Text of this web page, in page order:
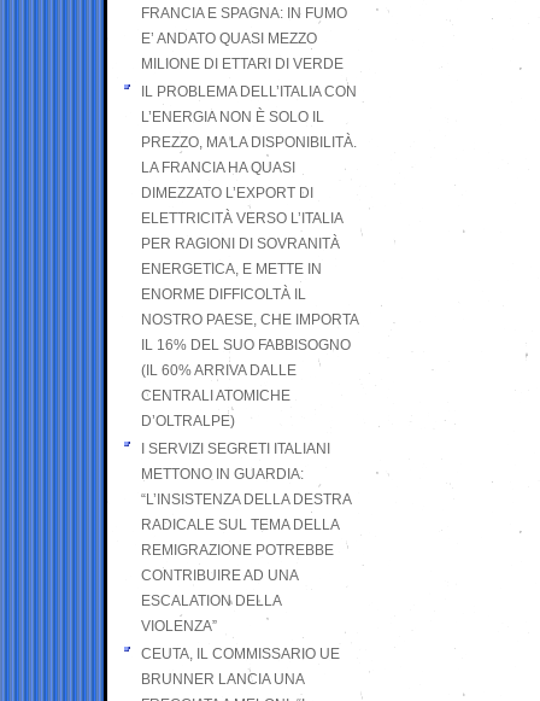
FRANCIA E SPAGNA: IN FUMO
E’ ANDATO QUASI MEZZO
MILIONE DI ETTARI DI VERDE
IL PROBLEMA DELL’ITALIA CON
L’ENERGIA NON È SOLO IL
PREZZO, MA LA DISPONIBILITÀ.
LA FRANCIA HA QUASI
DIMEZZATO L’EXPORT DI
ELETTRICITÀ VERSO L’ITALIA
PER RAGIONI DI SOVRANITÀ
ENERGETICA, E METTE IN
ENORME DIFFICOLTÀ IL
NOSTRO PAESE, CHE IMPORTA
IL 16% DEL SUO FABBISOGNO
(IL 60% ARRIVA DALLE
CENTRALI ATOMICHE
D’OLTRALPE)
I SERVIZI SEGRETI ITALIANI
METTONO IN GUARDIA:
“L’INSISTENZA DELLA DESTRA
RADICALE SUL TEMA DELLA
REMIGRAZIONE POTREBBE
CONTRIBUIRE AD UNA
ESCALATION DELLA
VIOLENZA”
CEUTA, IL COMMISSARIO UE
BRUNNER LANCIA UNA